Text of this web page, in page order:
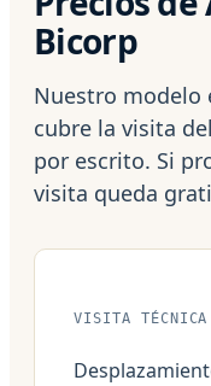
Bicorp
Nuestro modelo
cubre la visita
por escrito. Si
visita queda
VISITA TÉCNICA